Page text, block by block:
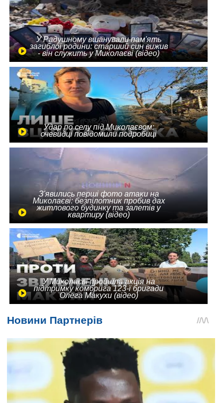
У Радушному вшанували пам'ять
загиблої родини: старший син вижив
- він служить у Миколаєві (відео)
Удар по селу під Миколаєвом:
очевидці повідомили подробиці
З'явились перші фото атаки на
Миколаєві: безпілотник пробив дах
житлового будинку та залетів у
квартиру (відео)
У Миколаєві пройшла акція на
підтримку комбрига 123-ї бригади
Олега Макухи (відео)